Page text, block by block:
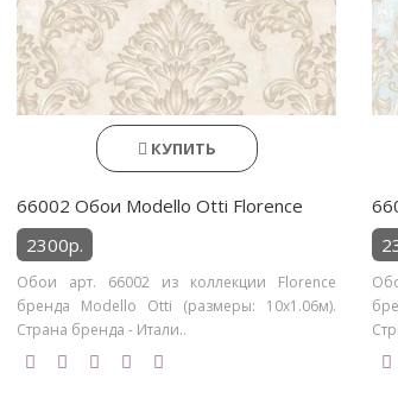
КУПИТЬ
66002 Обои Modello Otti Florence
2300р.
Обои арт. 66002 из коллекции Florence
бренда Modello Otti (размеры: 10х1.06м).
Страна бренда - Итали..